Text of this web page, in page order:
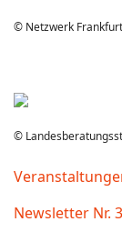
© Netzwerk
©
Newsletter Nr.